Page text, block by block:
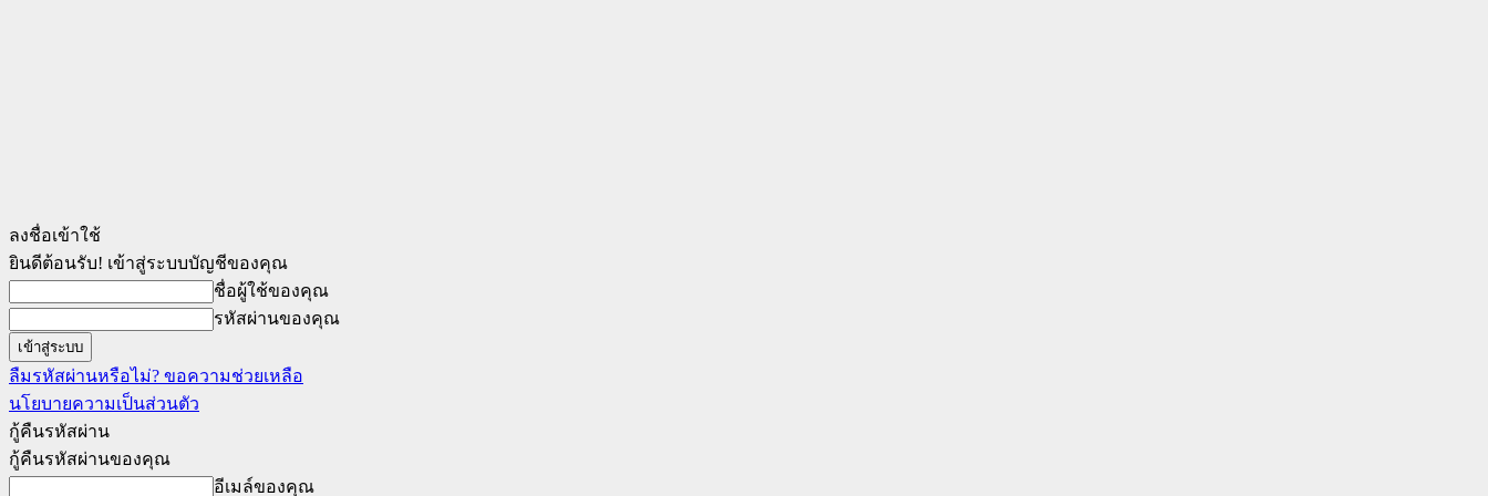
ลงชื่อเข้าใช้
ยินดีต้อนรับ! เข้าสู่ระบบบัญชีของคุณ
ชื่อผู้ใช้ของคุณ
รหัสผ่านของคุณ
ลืมรหัสผ่านหรือไม่? ขอความช่วยเหลือ
นโยบายความเป็นส่วนตัว
กู้คืนรหัสผ่าน
กู้คืนรหัสผ่านของคุณ
อีเมล์ของคุณ